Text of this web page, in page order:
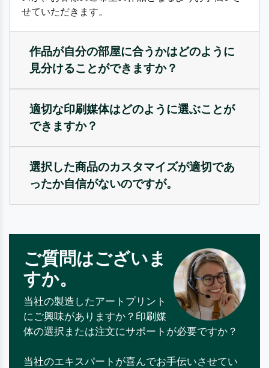
せていただきます。
作品が自分の部屋に合うかはどのように
見分けることができますか？
適切な印刷媒体はどのように選ぶことが
できますか？
選択した商品のカスタマイズが適切であ
ったか自信がないのですが。
ご質問はございま
すか。
当社の製造したアートプリント
にご興味がありますか？印刷媒
体の選択または注文にサポートが必要ですか？
当社のエキスパートが喜んでお手伝いさせてい